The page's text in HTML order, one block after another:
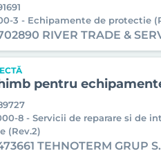
3 - Echipamente de protectie
RIVER TRADE &
pentru
8 - Servicii de reparare si de
(Rev.2)
TEHNOTERM GRUP